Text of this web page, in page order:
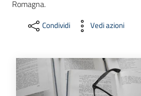
Opportunità
Formazione
Romagna.
Condividi Vedi azioni